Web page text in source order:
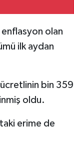
enflasyon olan
ilk aydan
bin 359
oldu.
erime de